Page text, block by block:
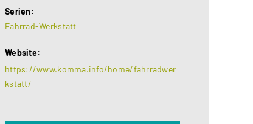
Serien:
Fahrrad-Werkstatt
Website:
https://www.komma.info/home/fahrradwer
kstatt/